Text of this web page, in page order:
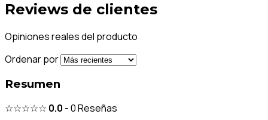
Reviews de clientes
Opiniones reales del producto
Ordenar por
Resumen
☆☆☆☆☆ 0.0 -0Reseñas